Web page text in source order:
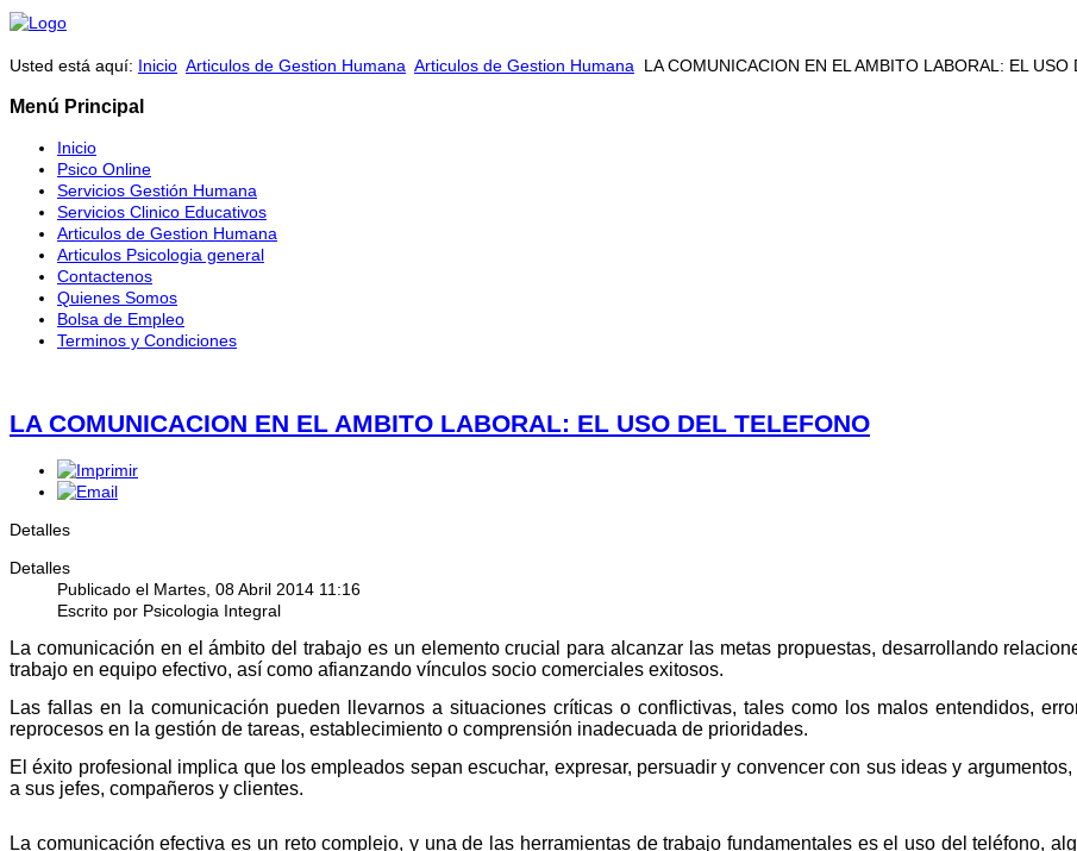
Usted está aquí: Inicio Articulos de Gestion Humana Articulos de Gestion Humana LA COMUNICACION EN EL AMBITO LABORAL: EL USO
Menú Principal
Inicio
Psico Online
Servicios Gestión Humana
Servicios Clinico Educativos
Articulos de Gestion Humana
Articulos Psicologia general
Contactenos
Quienes Somos
Bolsa de Empleo
Terminos y Condiciones
LA COMUNICACION EN EL AMBITO LABORAL: EL USO DEL TELEFONO
Detalles
Detalles
Publicado el Martes, 08 Abril 2014 11:16
Escrito por Psicologia Integral
La comunicación en el ámbito del trabajo es un elemento crucial para alcanzar las metas propuestas, desarrollando
trabajo en equipo efectivo, así como afianzando vínculos socio comerciales exitosos.
Las fallas en la comunicación pueden llevarnos a situaciones críticas o conflictivas, tales como los malos entendidos,
reprocesos en la gestión de tareas, establecimiento o comprensión inadecuada de prioridades.
El éxito profesional implica que los empleados sepan escuchar, expresar, persuadir y convencer con sus ideas y argumentos,
a sus jefes, compañeros y clientes.
La comunicación efectiva es un reto complejo, y una de las herramientas de trabajo fundamentales es el uso del teléfono,